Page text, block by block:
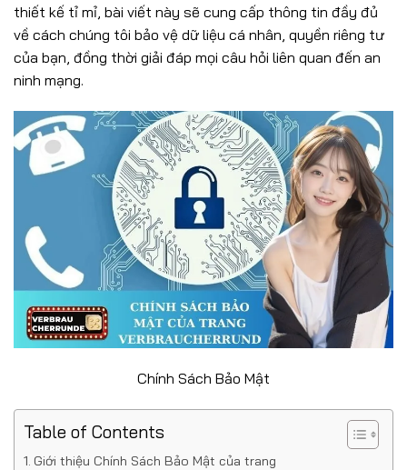
thiết kế tỉ mỉ, bài viết này sẽ cung cấp thông tin đầy đủ
về cách chúng tôi bảo vệ dữ liệu cá nhân, quyền riêng tư
của bạn, đồng thời giải đáp mọi câu hỏi liên quan đến an
ninh mạng.
Chính Sách Bảo Mật
Table of Contents
Giới thiệu Chính Sách Bảo Mật của trang